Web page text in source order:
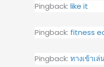
Pingback: like it
Pingback: fitness
Pingback: ทางเข้าเ